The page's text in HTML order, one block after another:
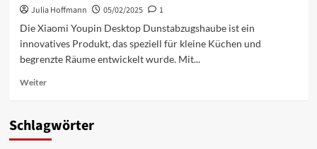
Julia Hoffmann 05/02/2025
1
Die Xiaomi Youpin Desktop Dunstabzugshaube ist ein
innovatives Produkt, das speziell für kleine Küchen und
begrenzte Räume entwickelt wurde. Mit...
WeiterMehr
Xiaomi
Youpin
Schlagwörter